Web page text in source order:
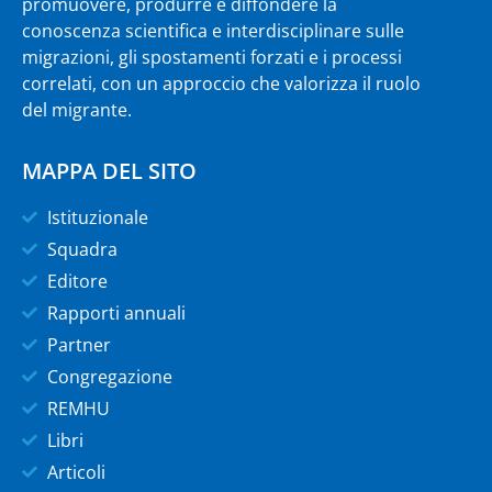
conoscenza scientifica e interdisciplinare sulle
migrazioni, gli spostamenti forzati e i processi
correlati, con un approccio che valorizza il ruolo
del migrante.
MAPPA DEL SITO
Istituzionale
Squadra
Editore
Rapporti annuali
Partner
Congregazione
REMHU
Libri
Articoli